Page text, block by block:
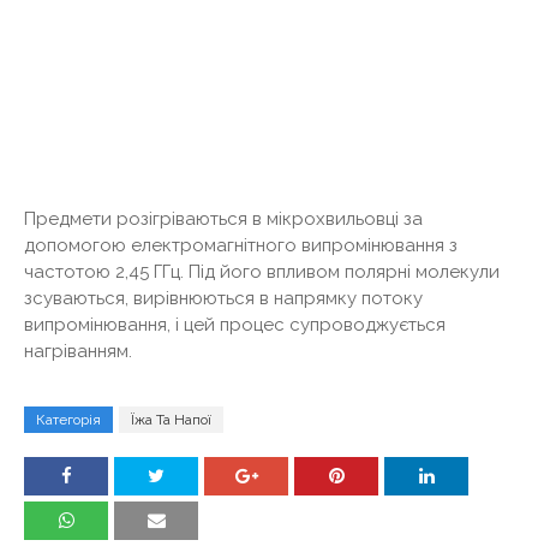
Предмети розігріваються в мікрохвильовці за
допомогою електромагнітного випромінювання з
частотою 2,45 ГГц. Під його впливом полярні молекули
зсуваються, вирівнюються в напрямку потоку
випромінювання, і цей процес супроводжується
нагріванням.
Категорія Їжа Та Напої